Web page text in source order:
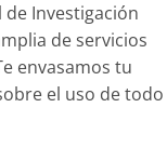
Investigación
de servicios
envasamos tu
el uso de todo